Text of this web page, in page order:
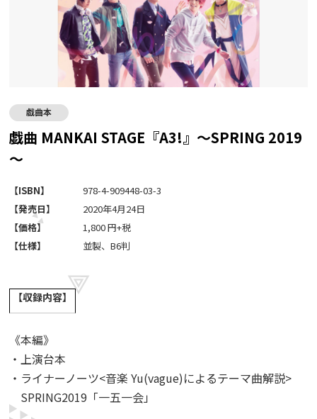
戯曲本
戯曲 MANKAI STAGE『A3!』～SPRING 2019
～
【ISBN】
978-4-909448-03-3
【発売日】
2020年4月24日
【価格】
1,800 円+税
【仕様】
並製、B6判
【収録内容】
《本編》
・上演台本
・ライナーノーツ<音楽 Yu(vague)によるテーマ曲解説>
SPRING2019「一五一会」